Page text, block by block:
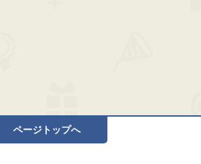
ページトップへ